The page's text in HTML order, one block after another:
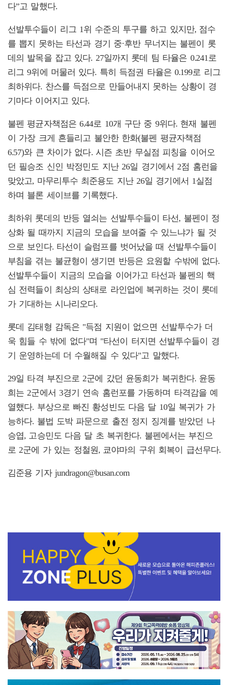
다”고 말했다.
선발투수들이 리그 1위 수준의 투구를 하고 있지만, 점수
를 뽑지 못하는 타선과 경기 중·후반 무너지는 불펜이 롯
데의 발목을 잡고 있다. 27일까지 롯데 팀 타율은 0.241로
리그 9위에 머물러 있다. 특히 득점권 타율은 0.199로 리그
최하위다. 찬스를 득점으로 만들어내지 못하는 상황이 경
기마다 이어지고 있다.
불펜 평균자책점은 6.44로 10개 구단 중 9위다. 현재 불펜
이 가장 크게 흔들리고 불안한 한화(불펜 평균자책점
6.57)와 큰 차이가 없다. 시즌 초반 무실점 피칭을 이어오
던 필승조 신인 박정민도 지난 26일 경기에서 2점 홈런을
맞았고, 마무리투수 최준용도 지난 26일 경기에서 1실점
하며 블론 세이브를 기록했다.
최하위 롯데의 반등 열쇠는 선발투수들이 타선, 불펜이 정
상화 될 때까지 지금의 모습을 보여줄 수 있느냐가 될 것
으로 보인다. 타선이 슬럼프를 벗어났을 때 선발투수들이
부침을 겪는 불균형이 생기면 반등은 요원할 수밖에 없다.
선발투수들이 지금의 모습을 이어가고 타선과 불펜의 핵
심 전력들이 최상의 상태로 라인업에 복귀하는 것이 롯데
가 기대하는 시나리오다.
롯데 김태형 감독은 "득점 지원이 없으면 선발투수가 더
욱 힘들 수 밖에 없다"며 "타선이 터지면 선발투수들이 경
기 운영하는데 더 수월해질 수 있다"고 말했다.
29일 타격 부진으로 2군에 갔던 윤동희가 복귀한다. 윤동
희는 2군에서 3경기 연속 홈런포를 가동하며 타격감을 예
열했다. 부상으로 빠진 황성빈도 다음 달 10일 복귀가 가
능하다. 불법 도박 파문으로 출전 정지 징계를 받았던 나
승엽, 고승민도 다음 달 초 복귀한다. 불펜에서는 부진으
로 2군에 가 있는 정철원, 쿄야마의 구위 회복이 급선무다.
김준용 기자 jundragon@busan.com